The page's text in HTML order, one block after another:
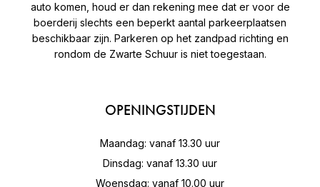
auto komen, houd er dan rekening mee dat er voor de
boerderij slechts een beperkt aantal parkeerplaatsen
beschikbaar zijn. Parkeren op het zandpad richting en
rondom de Zwarte Schuur is niet toegestaan.
OPENINGSTIJDEN
Maandag: vanaf 13.30 uur
Dinsdag: vanaf 13.30 uur
Woensdag: vanaf 10.00 uur